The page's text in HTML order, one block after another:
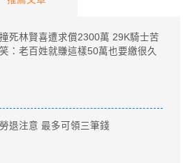
撞死林賢喜遭求償2300萬 29K騎士苦
笑：老百姓就賺這樣50萬也要繳很久
勞退注意 最多可領三筆錢